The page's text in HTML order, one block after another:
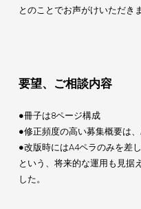
とのことでお声がけいただき
要望、ご相談内容
●冊子は8ページ構成
●修正頻度の高い募集概要は
●改版時にはA4ペラのみを差
という、将来的な運用も見据
した。